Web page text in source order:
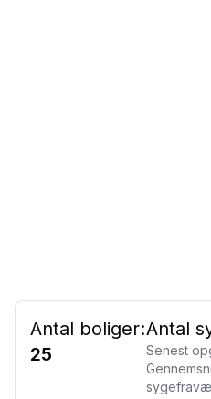
Antal boliger:
25
Antal
Senest